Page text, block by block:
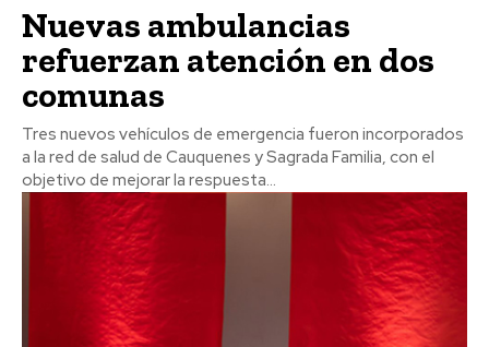
Nuevas ambulancias
refuerzan atención en dos
comunas
Tres nuevos vehículos de emergencia fueron incorporados
a la red de salud de Cauquenes y Sagrada Familia, con el
objetivo de mejorar la respuesta...